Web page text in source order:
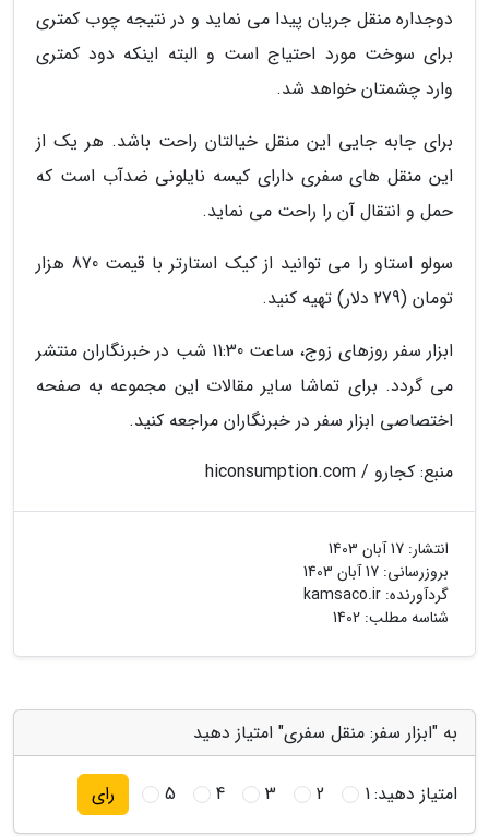
دوجداره منقل جریان پیدا می نماید و در نتیجه چوب کمتری
برای سوخت مورد احتیاج است و البته اینکه دود کمتری
وارد چشمتان خواهد شد.
برای جابه جایی این منقل خیالتان راحت باشد. هر یک از
این منقل های سفری دارای کیسه نایلونی ضدآب است که
حمل و انتقال آن را راحت می نماید.
سولو استاو را می توانید از کیک استارتر با قیمت 870 هزار
تومان (279 دلار) تهیه کنید.
ابزار سفر روزهای زوج، ساعت 11:30 شب در خبرنگاران منتشر
می گردد. برای تماشا سایر مقالات این مجموعه به صفحه
اختصاصی ابزار سفر در خبرنگاران مراجعه کنید.
منبع: کجارو / hiconsumption.com
انتشار: 17 آبان 1403
بروزرسانی: 17 آبان 1403
گردآورنده: kamsaco.ir
شناسه مطلب: 1402
به "ابزار سفر: منقل سفری" امتیاز دهید
امتیاز دهید:1
2
3
4
5 رای